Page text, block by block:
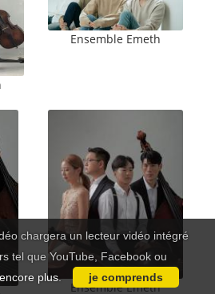
Ensemble Emeth
Ensemble Emeth
chargera un lecteur vidéo intégré
tel que YouTube, Facebook ou
plus. je comprends